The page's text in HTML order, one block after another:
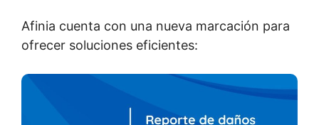
Afinia cuenta con una nueva marcación para
ofrecer soluciones eficientes: